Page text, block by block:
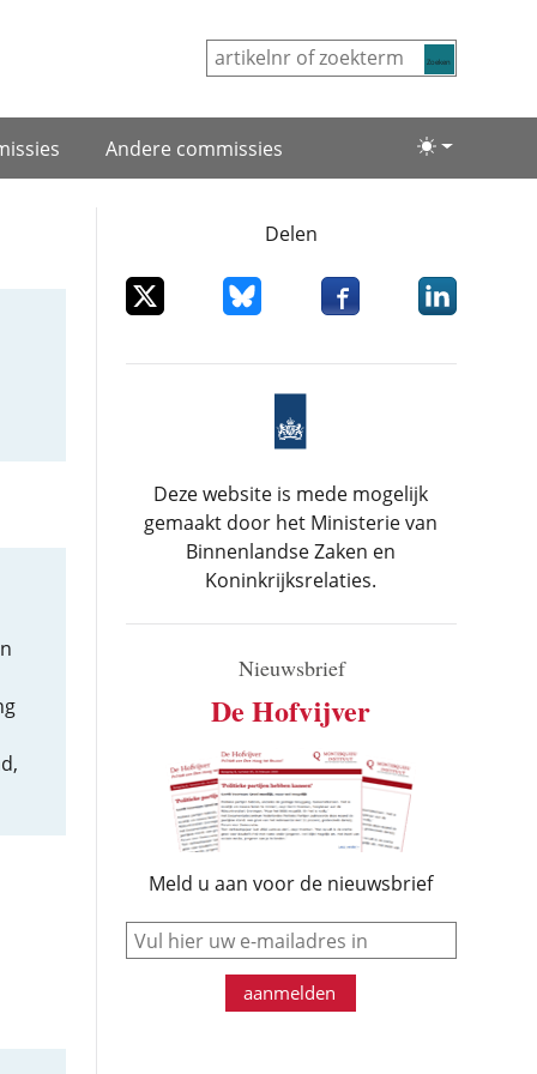
Lichte/
Andere commissies
Delen
Deel dit item op XDeel dit item op Bluesky
Deel dit item op
Deel dit
Deze website is mede mogelijk
gemaakt door het Ministerie van
Binnenlandse Zaken en
Koninkrijksrelaties.
Nieuwsbrief
De Hofvijver
Meld u aan voor de nieuwsbrief
e-mail
aanmelden